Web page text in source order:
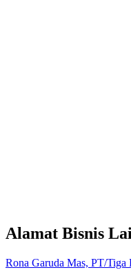
Alamat Bisnis
Rona Garuda Mas, PT/Tiga